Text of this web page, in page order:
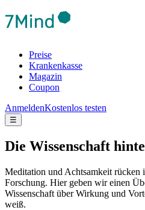
Preise
Krankenkasse
Magazin
Coupon
AnmeldenKostenlos testen
☰
Die Wis­sen­schaft
Meditation und Achtsamkeit rücken
Forschung. Hier geben wir einen
Wissenschaft über Wirkung und
weiß.